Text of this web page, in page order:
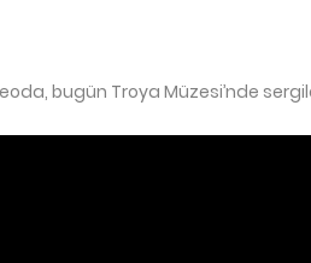
bugün Troya Müzesi’nde